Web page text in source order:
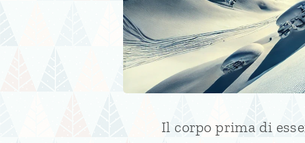
Il corpo prima di